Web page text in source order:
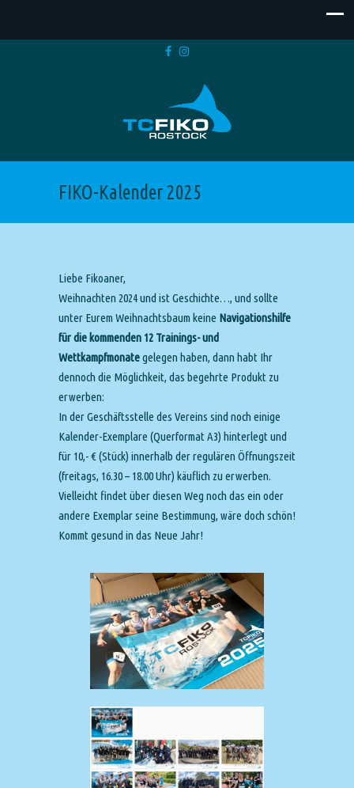
FIKO-Kalender 2025
Liebe Fikoaner,
Weihnachten 2024 und ist Geschichte…, und sollte
unter Eurem Weihnachtsbaum keine Navigationshilfe
für die kommenden 12 Trainings- und
Wettkampfmonategelegen haben, dann habt Ihr
dennoch die Möglichkeit, das begehrte Produkt zu
erwerben:
In der Geschäftsstelle des Vereins sind noch einige
Kalender-Exemplare (Querformat A3) hinterlegt und
für 10,- € (Stück) innerhalb der regulären Öffnungszeit
(freitags, 16.30 – 18.00 Uhr) käuflich zu erwerben.
Vielleicht findet über diesen Weg noch das ein oder
andere Exemplar seine Bestimmung, wäre doch schön!
Kommt gesund in das Neue Jahr!